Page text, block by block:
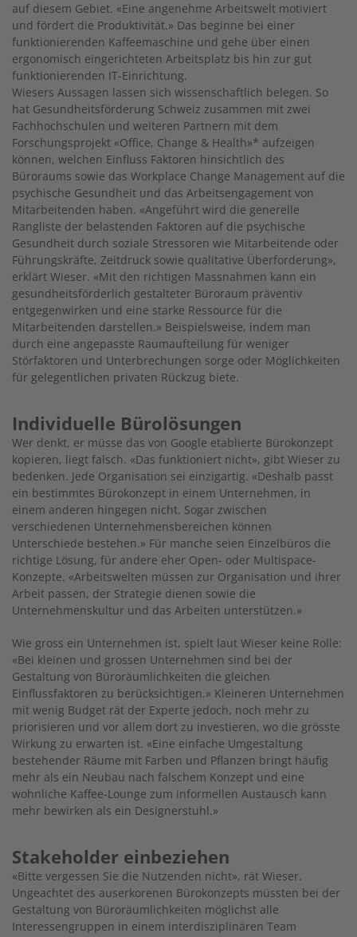
auf diesem Gebiet. «Eine angenehme Arbeitswelt motiviert
und fördert die Produktivität.» Das beginne bei einer
funktionierenden Kaffeemaschine und gehe über einen
ergonomisch eingerichteten Arbeitsplatz bis hin zur gut
funktionierenden IT-Einrichtung.
Wiesers Aussagen lassen sich wissenschaftlich belegen. So
hat Gesundheitsförderung Schweiz zusammen mit zwei
Fachhochschulen und weiteren Partnern mit dem
Forschungsprojekt «Office, Change & Health»* aufzeigen
können, welchen Einfluss Faktoren hinsichtlich des
Büroraums sowie das Workplace Change Management auf die
psychische Gesundheit und das Arbeitsengagement von
Mitarbeitenden haben. «Angeführt wird die generelle
Rangliste der belas­tenden Faktoren auf die psychische
Gesundheit durch soziale Stressoren wie Mitarbeitende oder
Führungskräfte, Zeitdruck sowie qualitative Überforderung»,
erklärt Wieser. «Mit den richtigen Massnahmen kann ein
gesundheitsförderlich gestalteter Büroraum präventiv
entgegenwirken und eine starke Ressource für die
Mitarbeitenden darstellen.» Beispielsweise, indem man
durch eine angepasste Raumaufteilung für weniger
Störfaktoren und Unterbrechungen sorge oder Möglichkeiten
für gelegentlichen privaten Rückzug biete.
Individuelle Bürolösungen
Wer denkt, er müsse das von Google etablierte Bürokonzept
kopieren, liegt falsch. «Das funktioniert nicht», gibt Wieser zu
bedenken. Jede Organisation sei einzigartig. «Deshalb passt
ein bestimmtes Bürokonzept in einem Unternehmen, in
einem anderen hingegen nicht. Sogar zwischen
verschiedenen Unternehmensbereichen können
Unterschiede bestehen.» Für manche seien Einzelbüros die
richtige Lösung, für andere eher Open- oder Multispace-
Konzepte. «Arbeitswelten müssen zur Organisation und ihrer
Arbeit passen, der Strategie dienen sowie die
Unternehmenskultur und das Arbeiten unterstützen.»
Wie gross ein Unternehmen ist, spielt laut Wieser keine Rolle:
«Bei kleinen und grossen Unternehmen sind bei der
Gestaltung von Büroräumlichkeiten die gleichen
Einflussfaktoren zu berücksichtigen.» Kleineren Unternehmen
mit wenig Budget rät der Experte jedoch, noch mehr zu
priorisieren und vor allem dort zu investieren, wo die grösste
Wirkung zu erwarten ist. «Eine einfache Umgestaltung
bestehender Räume mit Farben und Pflanzen bringt häufig
mehr als ein Neubau nach falschem Konzept und eine
wohnliche Kaffee-Lounge zum informellen Austausch kann
mehr bewirken als ein Designerstuhl.»
Stakeholder einbeziehen
«Bitte vergessen Sie die Nutzenden nicht», rät Wieser.
Ungeachtet des auserkorenen Bürokonzepts müssten bei der
Gestaltung von Büroräumlichkeiten möglichst alle
Interessengruppen in einem interdisziplinären Team